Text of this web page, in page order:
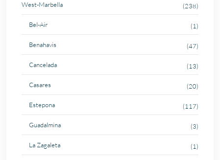
West-Marbella (238)
Bel-Air (1)
Benahavis (47)
Cancelada (13)
Casares (20)
Estepona (117)
Guadalmina (3)
La Zagaleta (1)